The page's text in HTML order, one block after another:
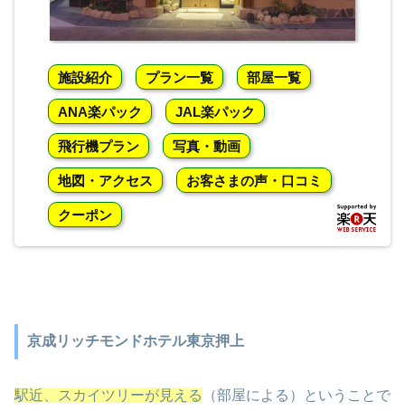
施設紹介 プラン一覧 部屋一覧
ANA楽パック JAL楽パック
飛行機プラン 写真・動画
地図・アクセス お客さまの声・口コミ
クーポン
京成リッチモンドホテル東京押上
駅近、スカイツリーが見える
（部屋による）ということで